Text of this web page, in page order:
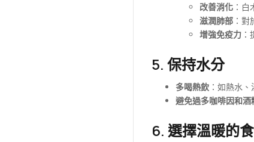
改善消化 ：
滋潤肺部 ：
增強免疫力
5. 保持水分
多喝熱飲 ：如熱水
避免過多咖啡因和酒
6. 選擇溫暖的